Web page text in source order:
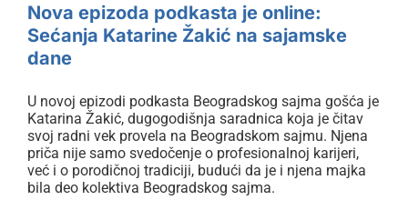
Nova epizoda podkasta je online:
Sećanja Katarine Žakić na sajamske
dane
U novoj epizodi podkasta Beogradskog sajma gošća je
Katarina Žakić, dugogodišnja saradnica koja je čitav
svoj radni vek provela na Beogradskom sajmu. Njena
priča nije samo svedočenje o profesionalnoj karijeri,
već i o porodičnoj tradiciji, budući da je i njena majka
bila deo kolektiva Beogradskog sajma.